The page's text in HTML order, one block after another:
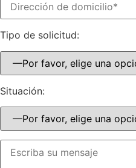
Tipo de solicitud:
Situación: